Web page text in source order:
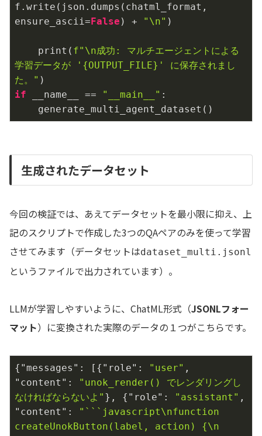
f.write(json.dumps(chatml_format,
ensure_ascii=False ) + "\n" )
    print(
f"\n成功: マルチエージェントによる
学習データが ' {OUTPUT_FILE} ' に保存されまし
た。"
if __name__ == "__main__" :
    generate_multi_agent_dataset()
生成されたデータセット
今回の検証では、あえてデータセットを最小限に抑え、上
記のスクリプトで作成した3つのQAペアのみを使って学習
させてみます（データセットはdataset_multi.jsonl
というファイルで出力されています）。
LLMが学習しやすいように、ChatML形式（JSONLフォー
マット）に変換された実際のデータの１つがこちらです。
{ "messages" : [{ "role" : "user"
"content" :
"unok_render() でレンダリングし
なければならないよ" }, { "role" : "assistant"
"content" :
"```javascript\nfunction
createUnokButton(label, action) {\n